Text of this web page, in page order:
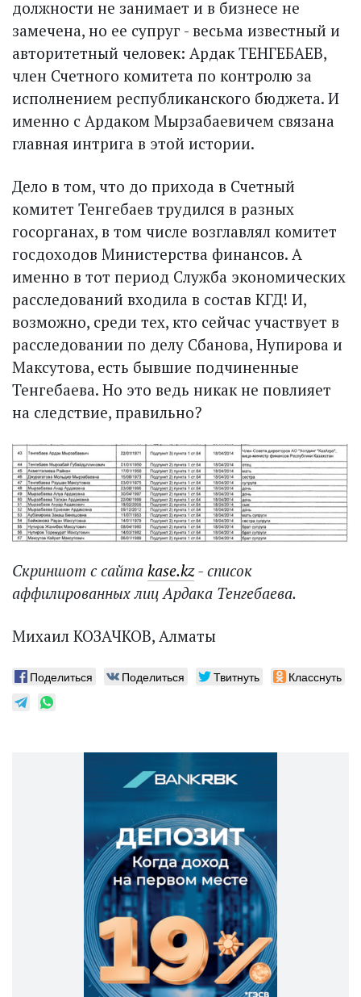
должности не занимает и в бизнесе не
замечена, но ее супруг - весьма известный и
авторитетный человек: Ардак ТЕНГЕБАЕВ,
член Счетного комитета по контролю за
исполнением республиканского бюджета. И
именно с Ардаком Мырзабаевичем связана
главная интрига в этой истории.
Дело в том, что до прихода в Счетный
комитет Тенгебаев трудился в разных
госорганах, в том числе возглавлял комитет
госдоходов Министерства финансов. А
именно в тот период Служба экономических
расследований входила в состав КГД! И,
возможно, среди тех, кто сейчас участвует в
расследовании по делу Сбанова, Нупирова и
Максутова, есть бывшие подчиненные
Тенгебаева. Но это ведь никак не повлияет
на следствие, правильно?
Скриншот с сайта kase.kz- список
аффилированных лиц Ардака Тенгебаева.
Михаил КОЗАЧКОВ, Алматы
Поделиться Поделиться Твитнуть Класснуть